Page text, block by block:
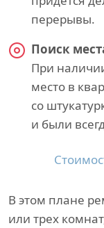
перерывы.
Поиск
При
место в
со
и были
В этом плане
или трех